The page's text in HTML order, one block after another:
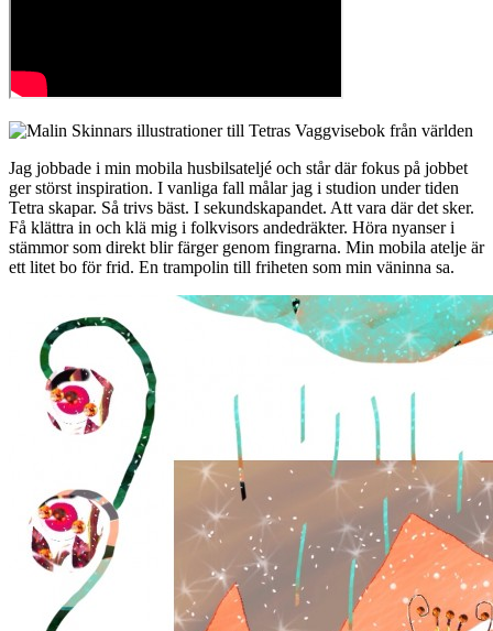
Jag jobbade i min mobila husbilsateljé och står där fokus på jobbet
ger störst inspiration. I vanliga fall målar jag i studion under tiden
Tetra skapar. Så trivs bäst. I sekundskapandet. Att vara där det sker.
Få klättra in och klä mig i folkvisors andedräkter. Höra nyanser i
stämmor som direkt blir färger genom fingrarna. Min mobila atelje är
ett litet bo för frid. En trampolin till friheten som min väninna sa.